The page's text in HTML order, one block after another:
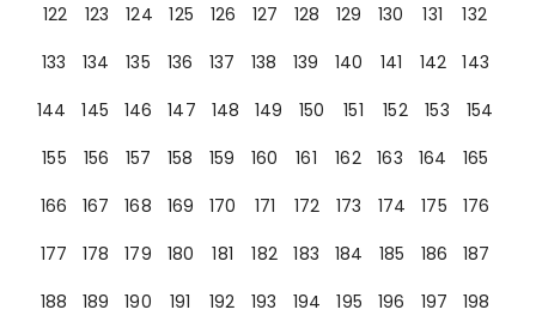
122
123 124 125 126 127 128 129 130 131
132
133
134 135 136 137 138 139 140 141 142
143
144
145 146 147 148 149 150 151 152 153
154
155
156 157 158 159 160 161 162 163 164
165
166
167 168 169 170 171 172 173 174 175
176
177
178 179 180 181 182 183 184 185 186
187
188
189 190 191 192 193 194 195 196 197
198